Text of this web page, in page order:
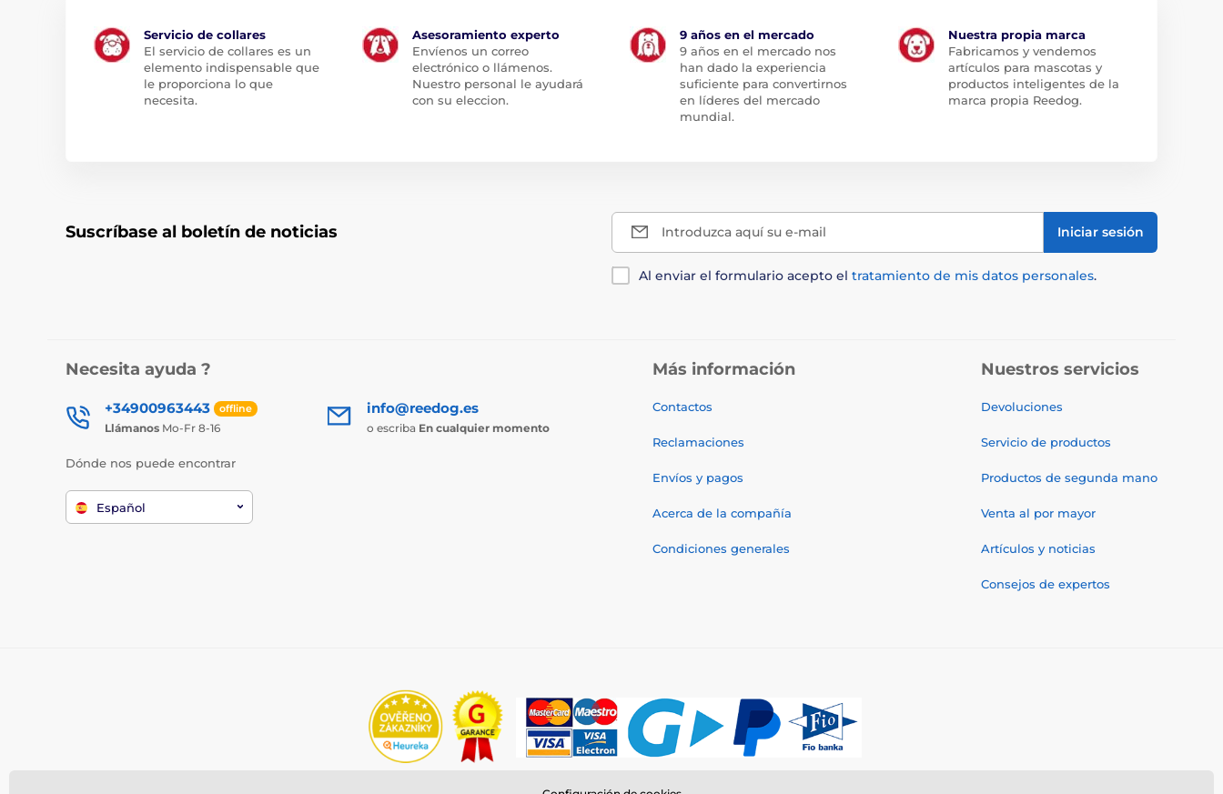
Servicio de collares
El servicio de collares es un
elemento indispensable que
le proporciona lo que
necesita.
Asesoramiento experto
Envíenos un correo
electrónico o llámenos.
Nuestro personal le ayudará
con su eleccion.
9 años en el mercado
9 años en el mercado nos
han dado la experiencia
suficiente para convertirnos
en líderes del mercado
mundial.
Nuestra propia marca
Fabricamos y vendemos
artículos para mascotas y
productos inteligentes de la
marca propia Reedog.
Suscríbase al boletín de noticias Introduzca aquí su e-mail Iniciar sesión
Al enviar el formulario acepto el tratamiento de mis datos personales.
Necesita ayuda ?
+34900963443 offline
Llámanos Mo-Fr 8-16
info@reedog.es
o escriba En cualquier momento
Dónde nos puede encontrar
Español
Más información
Contactos
Reclamaciones
Envíos y pagos
Acerca de la compañía
Condiciones generales
Nuestros servicios
Devoluciones
Servicio de productos
Productos de segunda mano
Venta al por mayor
Artículos y noticias
Consejos de expertos